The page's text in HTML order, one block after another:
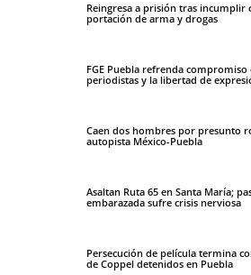
Reingresa a prisión tras
portación de arma y drogas
FGE Puebla refrenda
periodistas y la libertad de
Caen dos hombres por presunto
autopista México-Puebla
Asaltan Ruta 65 en Santa María;
embarazada sufre crisis nerviosa
Persecución de película termina
de Coppel detenidos en Puebla